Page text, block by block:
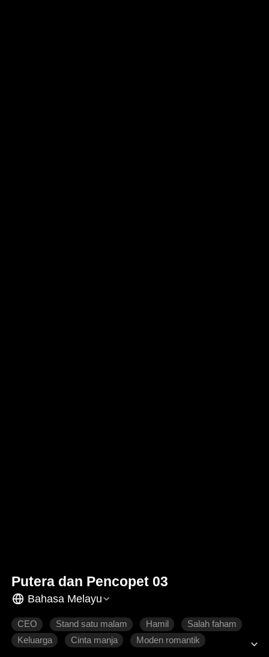
Putera dan Pencopet 03
Bahasa Melayu
CEO Stand satu malam Hamil
Salah faham
Keluarga
Cinta manja Moden romantik